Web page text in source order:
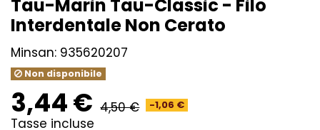
Tau-Marin Tau-Classic - Filo
Interdentale Non Cerato
Minsan: 935620207
Non disponibile
3,44 € 4,50 € -1,06 €
Tasse incluse